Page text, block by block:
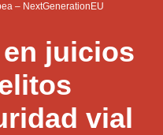
– NextGenerationEU
juicios
vial